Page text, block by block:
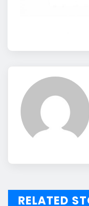
RELATED